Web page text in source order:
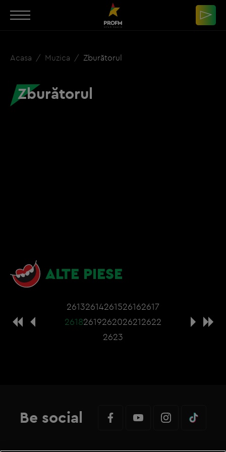
Acasa Muzica Zburătorul
Zburătorul
ALTE PIESE
26132614261526162617
26182619262026212622
2623
Be social